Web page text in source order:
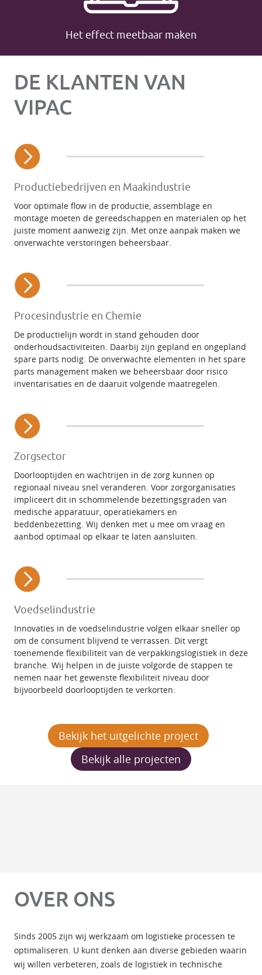
Het effect meetbaar maken
DE KLANTEN VAN
VIPAC
Productiebedrijven en Maakindustrie
Voor optimale flow in de productie, assemblage en
montage moeten de gereedschappen en materialen op het
juiste moment aanwezig zijn. Met onze aanpak maken we
onverwachte verstoringen beheersbaar.
Procesindustrie en Chemie
De productielijn wordt in stand gehouden door
onderhoudsactiviteiten. Daarbij zijn gepland en ongepland
spare parts nodig. De onverwachte elementen in het spare
parts management maken we beheersbaar door risico
inventarisaties en de daaruit volgende maatregelen.
Zorgsector
Doorlooptijden en wachtrijen in de zorg kunnen op
regionaal niveau snel veranderen. Voor zorgorganisaties
impliceert dit in schommelende bezettingsgraden van
medische apparatuur, operatiekamers en
beddenbezetting. Wij denken met u mee om vraag en
aanbod optimaal op elkaar te laten aansluiten.
Voedselindustrie
Innovaties in de voedselindustrie volgen elkaar sneller op
om de consument blijvend te verrassen. Dit vergt
toenemende flexibiliteit van de verpakkingslogistiek in deze
branche. Wij helpen in de juiste volgorde de stappen te
nemen naar het gewenste flexibiliteit niveau door
bijvoorbeeld doorlooptijden te verkorten.
Bekijk het uitgelichte project
Bekijk alle projecten
OVER ONS
Sinds 2005 zijn wij werkzaam om logistieke processen te
optimaliseren. U kunt denken aan diverse gebieden waarin
wij willen verbeteren, zoals de logistiek in technische